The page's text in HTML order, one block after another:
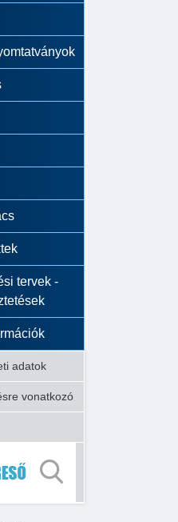
tervek -
adatok
vonatkozó